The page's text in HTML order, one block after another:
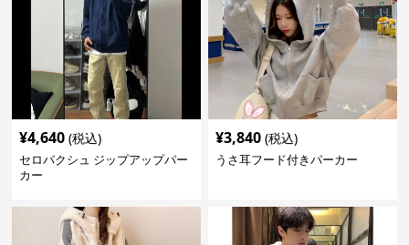
¥4,640 (税込)
セロパクシュ ジップアップパー
カー
¥3,840 (税込)
うさ耳フード付きパーカー